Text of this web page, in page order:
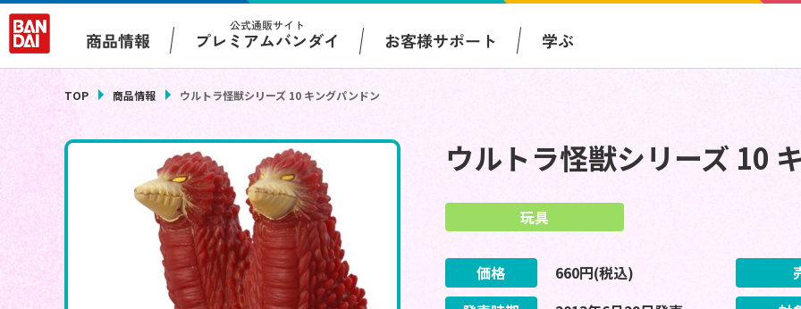
商品情報
公式通販サイト
プレミアムバンダイ お客様サポート 学ぶ
TOP 商品情報 ウルトラ怪獣シリーズ 10 キングパンドン
ウルトラ怪獣シリーズ 10
玩具
価格 660円(税込)